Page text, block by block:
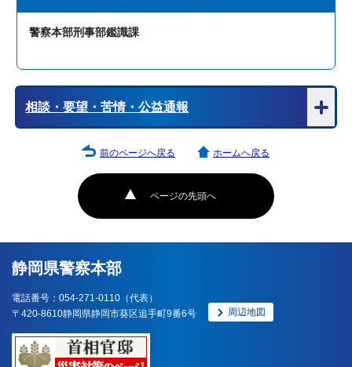
警察本部刑事部鑑識課
相談・要望・苦情・公益通報
ページの先頭へ
前のページへ戻る ホームへ戻る
静岡県警察本部
電話番号：054-271-0110（代表）
〒420-8610静岡県静岡市葵区追手町9番6号
周辺地図